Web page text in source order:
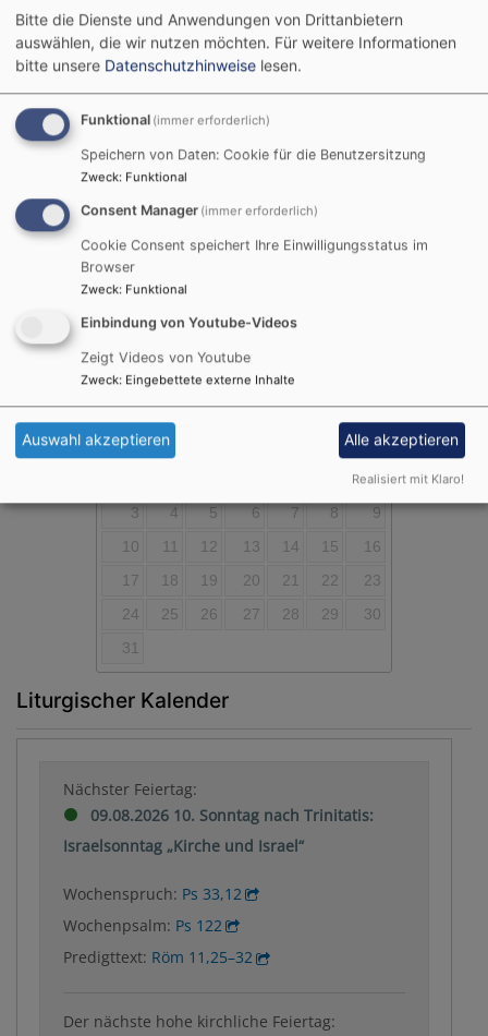
Sa, 31.10. 16:30-17:15 Uhr
Fürchte dich nicht - Familiengottesdienst mit
Verkleidung am Reformationstag
Pfarrer Heiko Seeburg
Mo Di So
2
3
4 5 6 7 8
9
10
11 12 13 14 15
16
17
18 19 20 21 22
23
24
25 26 27 28 29
30
31
Liturgischer Kalender
Nächster Feiertag:
09.08.2026 10. Sonntag nach Trinitatis:
Israelsonntag „Kirche und Israel“
Wochenspruch: Ps 33,12
Wochenpsalm: Ps 122
Predigttext: Röm 11,25–32
Der nächste hohe kirchliche Feiertag:
Bitte die Dienste und Anwendungen von Drittanbietern
auswählen, die wir nutzen möchten. Für weitere Informationen
bitte unsere Datenschutzhinweise lesen.
Funktional (immer erforderlich)
Speichern von Daten: Cookie für die Benutzersitzung
Zweck: Funktional
Consent Manager (immer erforderlich)
Cookie Consent speichert Ihre Einwilligungsstatus im
Browser
Zweck: Funktional
Einbindung von Youtube-Videos
Zeigt Videos von Youtube
Zweck: Eingebettete externe Inhalte
Auswahl akzeptieren Alle akzeptieren
Realisiert mit Klaro!